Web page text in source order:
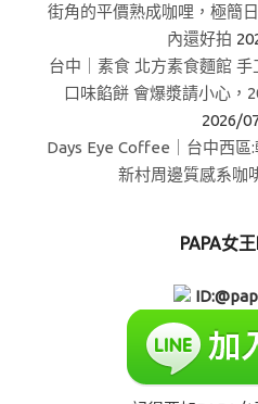
街角的平價熟成咖哩，極簡
內還好拍
台中｜素食 北方素食麵館
口味餡餅 會爆漿請小心，
2026/
Days Eye Coffee｜台中西
新村周邊質感系咖
PAPA女